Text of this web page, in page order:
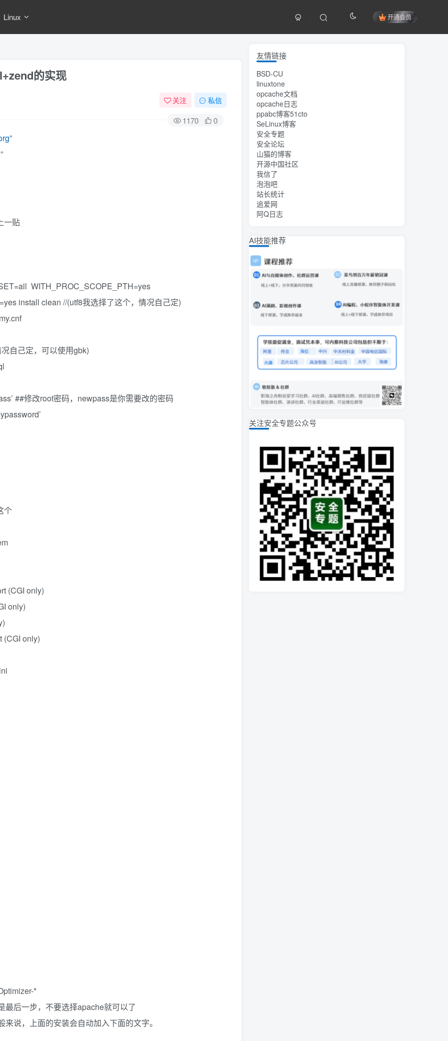
Linux 开通会员
的实现
关注 私信
1170 0
”
”
一贴
WITH_PROC_SCOPE_PTH=yes
install clean //(utf8我选择了这个，情况自己定)
自己定，可以使用gbk)
##修改root密码，newpass是你需要改的密码
个
(CGI only)
only)
(CGI only)
*
最后一步，不要选择apache就可以了
说，上面的安装会自动加入下面的文字。
友情链接
BSD-CU
linuxtone
opcache文档
opcache日志
ppabc博客51cto
SeLinux博客
安全专题
安全论坛
山猫的博客
开源中国社区
我信了
泡泡吧
站长统计
追爱网
阿Q日志
AI技能推荐
关注安全专题公众号